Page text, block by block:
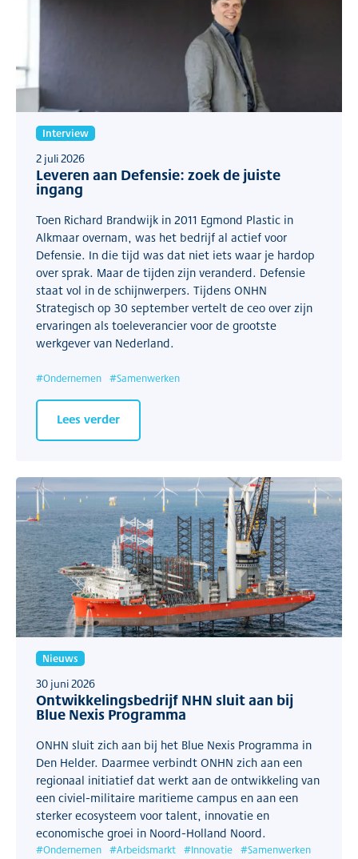
Interview
2 juli 2026
Leveren aan Defensie: zoek de juiste
ingang
Toen Richard Brandwijk in 2011 Egmond Plastic in
Alkmaar overnam, was het bedrijf al actief voor
Defensie. In die tijd was dat niet iets waar je hardop
over sprak. Maar de tijden zijn veranderd. Defensie
staat vol in de schijnwerpers. Tijdens ONHN
Strategisch op 30 september vertelt de ceo over zijn
ervaringen als toeleverancier voor de grootste
werkgever van Nederland.
#Ondernemen #Samenwerken
Lees verder
Nieuws
30 juni 2026
Ontwikkelingsbedrijf NHN sluit aan bij
Blue Nexis Programma
ONHN sluit zich aan bij het Blue Nexis Programma in
Den Helder. Daarmee verbindt ONHN zich aan een
regionaal initiatief dat werkt aan de ontwikkeling van
een civiel-militaire maritieme campus en aan een
sterker ecosysteem voor talent, innovatie en
economische groei in Noord-Holland Noord.
#Ondernemen #Arbeidsmarkt #Innovatie #Samenwerken